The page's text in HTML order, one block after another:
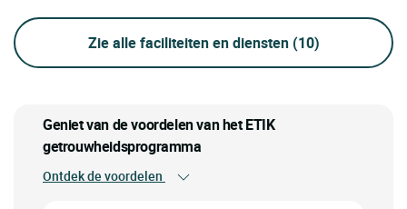
Zie alle faciliteiten en diensten (10)
Geniet van de voordelen van het ETIK
getrouwheidsprogramma
Ontdek de voordelen